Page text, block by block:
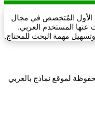
الأول المُتخصص في مجال
عنها المستخدم العربي.
مهمة البحث للمحتاج.
الحقوق محفوظة لموقع نماذج بالعربي